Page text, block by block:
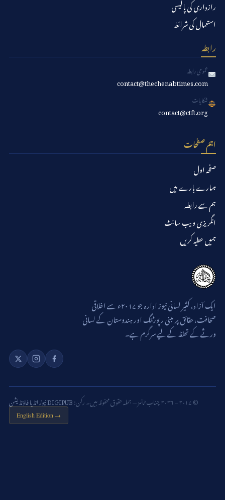
رازداری کی پالیسی
استعمال کی شرائط
رابطہ
عمومی رابطہ
contact@thechenabtimes.com
شکایات
contact@ctft.org
اہم صفحات
صفحہ اول
ہمارے بارے میں
ہم سے رابطہ
انگریزی ویب سائٹ
ہمیں عطیہ کریں
ایک آزاد، کثیر لسانی نیوز ادارہ جو ۲۰۱۷ء سے اخلاقی
صحافت، حقائق پر مبنی رپورٹنگ اور ہندوستان کے لسانی
ورثے کے تحفظ کے لیے سرگرم ہے۔
DIGIPUB نیوز انڈیا فاؤنڈیشن
English Edition →